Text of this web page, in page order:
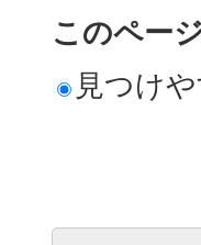
このペー
見つけ